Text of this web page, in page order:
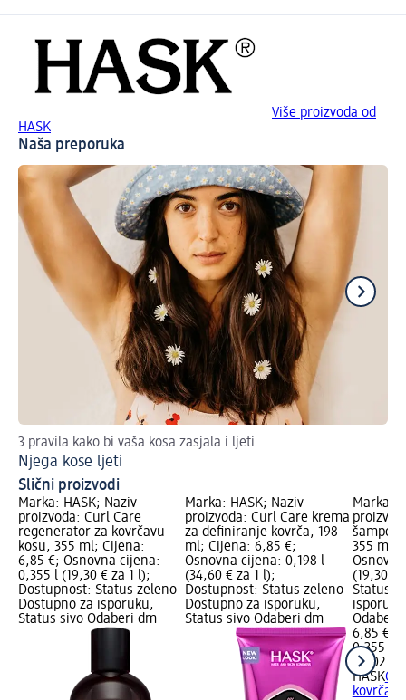
Više proizvoda od
HASK
Naša preporuka
3 pravila kako bi vaša kosa zasjala i ljeti
Njega kose ljeti
Slični proizvodi
Marka: HASK; Naziv
proizvoda: Curl Care
regenerator za kovrčavu
kosu, 355 ml; Cijena:
6,85 €; Osnovna cijena:
0,355 l (19,30 € za 1 l);
Dostupnost: Status zeleno
Dostupno za isporuku,
Status sivo Odaberi dm
Marka: HASK; Naziv
proizvoda: Curl Care krema
za definiranje kovrča, 198
ml; Cijena: 6,85 €;
Osnovna cijena: 0,198 l
(34,60 € za 1 l);
Dostupnost: Status zeleno
Dostupno za isporuku,
Status sivo Odaberi dm
Marka:
šampon
355 ml;
(19,30 €
Status
Odaberi
6,85 €
0,355 l
na
HASK